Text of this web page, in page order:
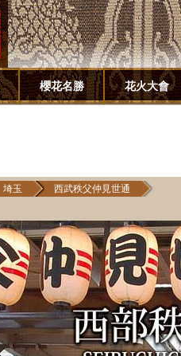
櫻花名勝 花火大會
埼玉 西武秩父仲見世通